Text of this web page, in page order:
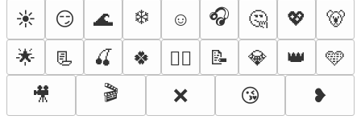
☀️
😏 🌊 ❄️ ☺️ 🎧 🤔 💖
🐻
🌟
📃 🍒 🍀 ❤️‍🔥 📝 💎 👑
🩵
🎥
🎬 ❌ 😘 ❥